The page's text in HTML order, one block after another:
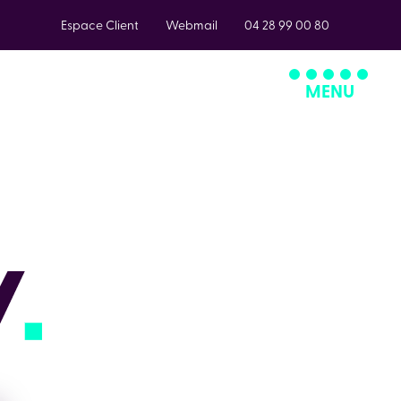
Espace Client Webmail 04 28 99 00 80
MENU